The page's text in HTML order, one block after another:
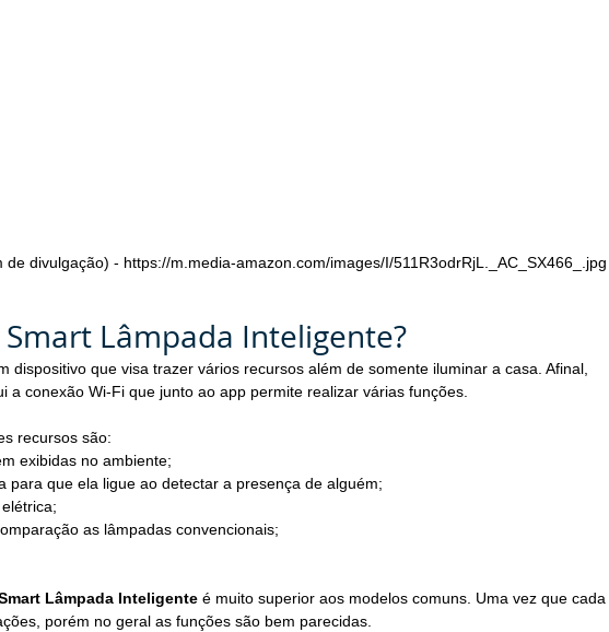
de divulgação) - https://m.media-amazon.com/images/I/511R3odrRjL._AC_SX466_.jpg
Lâmpada Inteligente?
dispositivo que visa trazer vários recursos além de somente iluminar a casa. Afinal,
a conexão Wi-Fi que junto ao app permite realizar várias funções.
recursos são:
exibidas no ambiente;
para que ela ligue ao detectar a presença de alguém;
as lâmpadas convencionais;
Lâmpada Inteligente é muito superior aos modelos comuns. Uma vez que cada
porém no geral as funções são bem parecidas.